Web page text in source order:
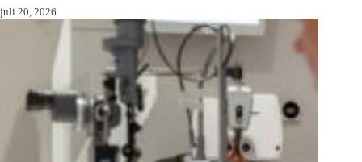
juli 20, 2026